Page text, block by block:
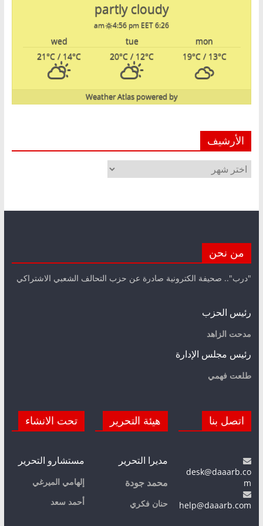
partly cloudy
6:26 am
4:56 pm EET
mon
tue
wed
19°C/ 13°C
20°C / 12°C
21°C / 14°C
powered by
Weather Atlas
الأرشيف
الأرشيف
من نحن
"درب".. صحيفة الكترونية صادرة عن حزب التحالف الشعبي الاشتراكي
رئيس الحزب
مدحت الزاهد
رئيس مجلس الإدارة
طلعت فهمي
اتصل بنا
desk@daaarb.co
m
help@daaarb.com
هيئة التحرير
مديرا التحرير
محمد جودة
حنان فكري
تحت الانشاء
مستشارو التحرير
إلهامي الميرغي
أحمد سعد